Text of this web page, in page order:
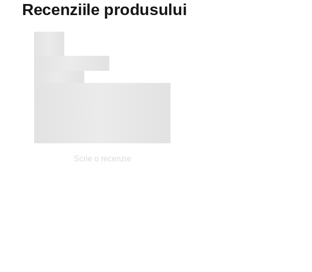
Recenziile produsului
Scrie o recenzie